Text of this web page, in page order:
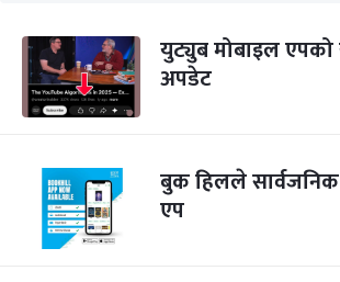
युट्युब मोबाइल
अपडेट
बुक हिलले सार्वजनिक
एप